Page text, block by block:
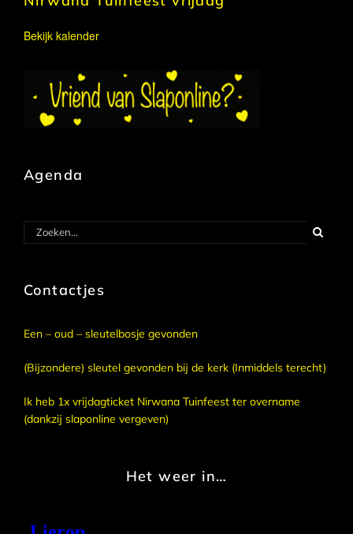
Bekijk kalender
Agenda
Zoeken
naar:
Contactjes
Een – oud – sleutelbosje gevonden
(Bijzondere) sleutel gevonden bij de kerk (Inmiddels terecht)
Ik heb 1x vrijdagticket Nirwana Tuinfeest ter overname
(dankzij slaponline vergeven)
Het weer in…